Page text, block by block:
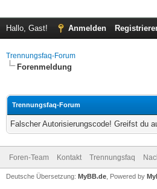
Hallo, Gast! Anmelden
Trennungsfaq-Forum
Forenmeldung
Trennungsfaq-Forum
Falscher Autorisierungscode! Greifst du
Foren-Team Kontakt Trennungsfaq
Deutsche Übersetzung: MyBB.de , Powered by